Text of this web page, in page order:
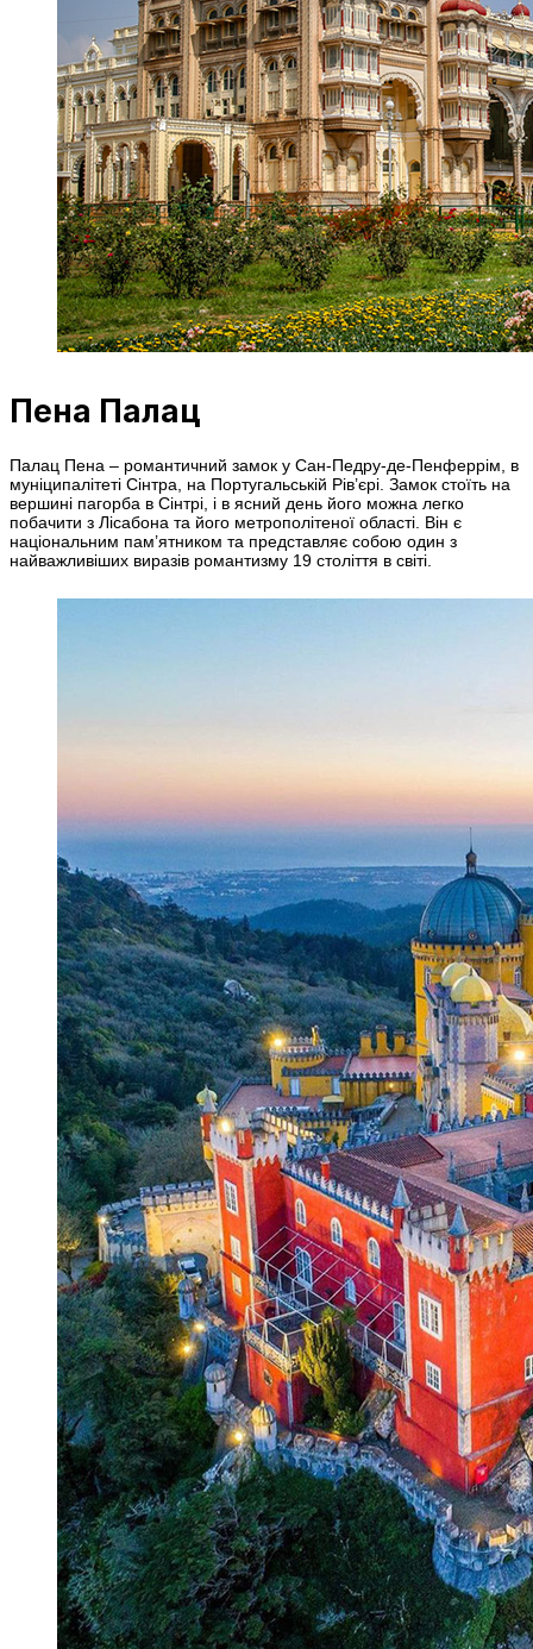
Пена Палац
Палац Пена – романтичний замок у Сан-Педру-де-Пенферрім, в
муніципалітеті Сінтра, на Португальській Рів’єрі. Замок стоїть на
вершині пагорба в Сінтрі, і в ясний день його можна легко
побачити з Лісабона та його метрополітеної області. Він є
національним пам’ятником та представляє собою один з
найважливіших виразів романтизму 19 століття в світі.